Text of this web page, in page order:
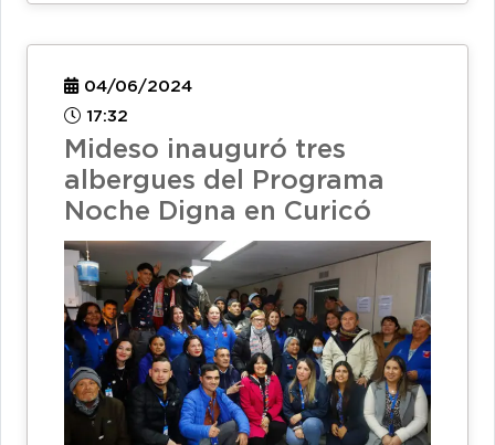
04/06/2024
17:32
Mideso inauguró tres
albergues del Programa
Noche Digna en Curicó